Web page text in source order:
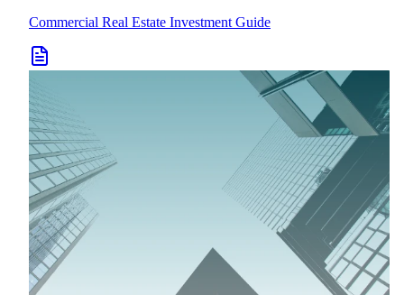
Commercial Real Estate Investment Guide